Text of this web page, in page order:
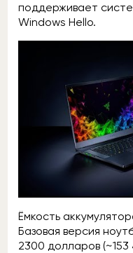
поддерживает
Windows Hello.
Ёмкость
Базовая версия
2300 долларов